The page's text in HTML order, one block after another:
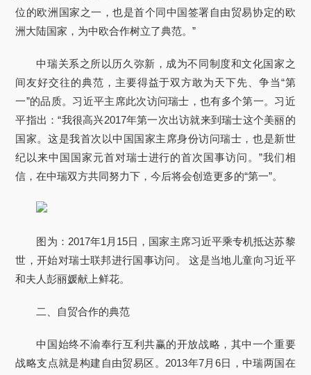
位的欧洲国家之一，也是首个同中国签署自由贸易协定的欧
洲大陆国家，为中欧合作树立了典范。”
中瑞关系之所以历久弥新，成为不同制度和文化国家之
间友好交往的典范，主要得益于双方敢为天下先、争当“第
一”的品质。习近平主席此次访问瑞士，也有多个第一。习近
平指出：“我很高兴2017年第一次出访就来到瑞士这个美丽的
国家。这是我首次以中国国家主席身份访问瑞士，也是新世
纪以来中国国家元首对瑞士进行的首次国事访问。”我们相
信，在中瑞双方共同努力下，今后将会创造更多的“第一”。
图为：2017年1月15日，国家主席习近平乘专机抵达苏黎
世，开始对瑞士联邦进行国事访问。 这是当地儿童向习近平
和夫人彭丽媛献上鲜花。
二、自贸合作的典范
中国始终不渝奉行互利共赢的开放战略，其中一个重要
战略支点就是构建自由贸易区。2013年7月6日，中瑞两国在